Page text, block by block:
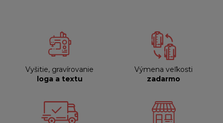
Vyšitie, gravírovanie
loga a textu
Výmena veľkosti
zadarmo